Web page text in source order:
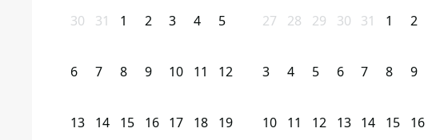
30 31 1 2 3 4 5
6 7 8 9 10 11 12
13 14 15 16 17 18 19
27 28 29 30 31 1 2
3 4 5 6 7 8 9
10 11 12 13 14 15 16